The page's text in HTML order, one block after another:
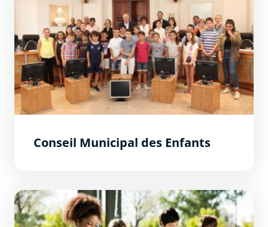
Conseil Municipal des Enfants
Collèges et lycées